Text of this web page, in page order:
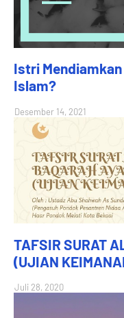
Istri
Islam?
Desember 14, 2021
TAFSIR SURAT
(UJIAN
Juli 28, 2020